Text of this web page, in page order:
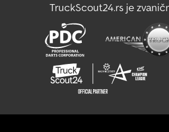
TruckScout24.rs je